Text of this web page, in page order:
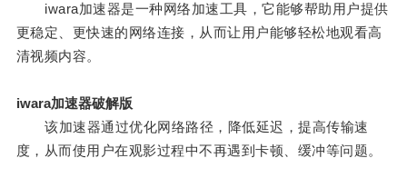
iwara加速器是一种网络加速工具，它能够帮助用户提供
更稳定、更快速的网络连接，从而让用户能够轻松地观看高
清视频内容。
iwara加速器破解版
该加速器通过优化网络路径，降低延迟，提高传输速
度，从而使用户在观影过程中不再遇到卡顿、缓冲等问题。